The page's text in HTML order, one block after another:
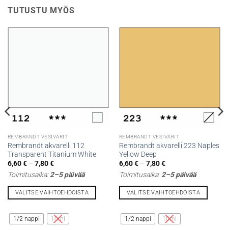
TUTUSTU MYÖS
REMBRANDT VESIVÄRIT
Rembrandt akvarelli 112
Transparent Titanium White
6,60€ – 7,80€Hintaluokka:
-
Toimitusaika:2–5 päivää
VALITSE VAIHTOEHDOISTA
tuotteella
on
1/2 nappi 10ml
REMBRANDT VESIVÄRIT
Rembrandt akvarelli 223 Naples
Yellow Deep
6,60€ – 7,80€Hintaluokka:
-
Toimitusaika:2–5 päivää
VALITSE VAIHTOEHDOISTA
tuotteella
on
1/2 nappi 10ml